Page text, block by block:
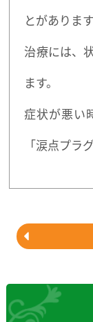
とがあります
治療には、
ます。
症状が悪い
「涙点プラ